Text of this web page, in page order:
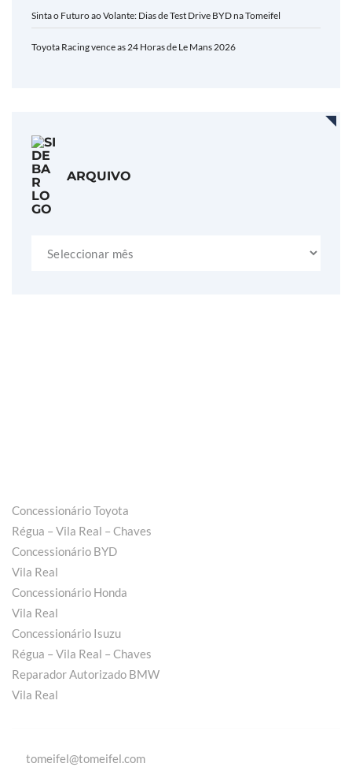
Sinta o Futuro ao Volante: Dias de Test Drive BYD na Tomeifel
Toyota Racing vence as 24 Horas de Le Mans 2026
ARQUIVO
Concessionário Toyota
Régua – Vila Real – Chaves
Concessionário BYD
Vila Real
Concessionário Honda
Vila Real
Concessionário Isuzu
Régua – Vila Real – Chaves
Reparador Autorizado BMW
Vila Real
tomeifel@tomeifel.com